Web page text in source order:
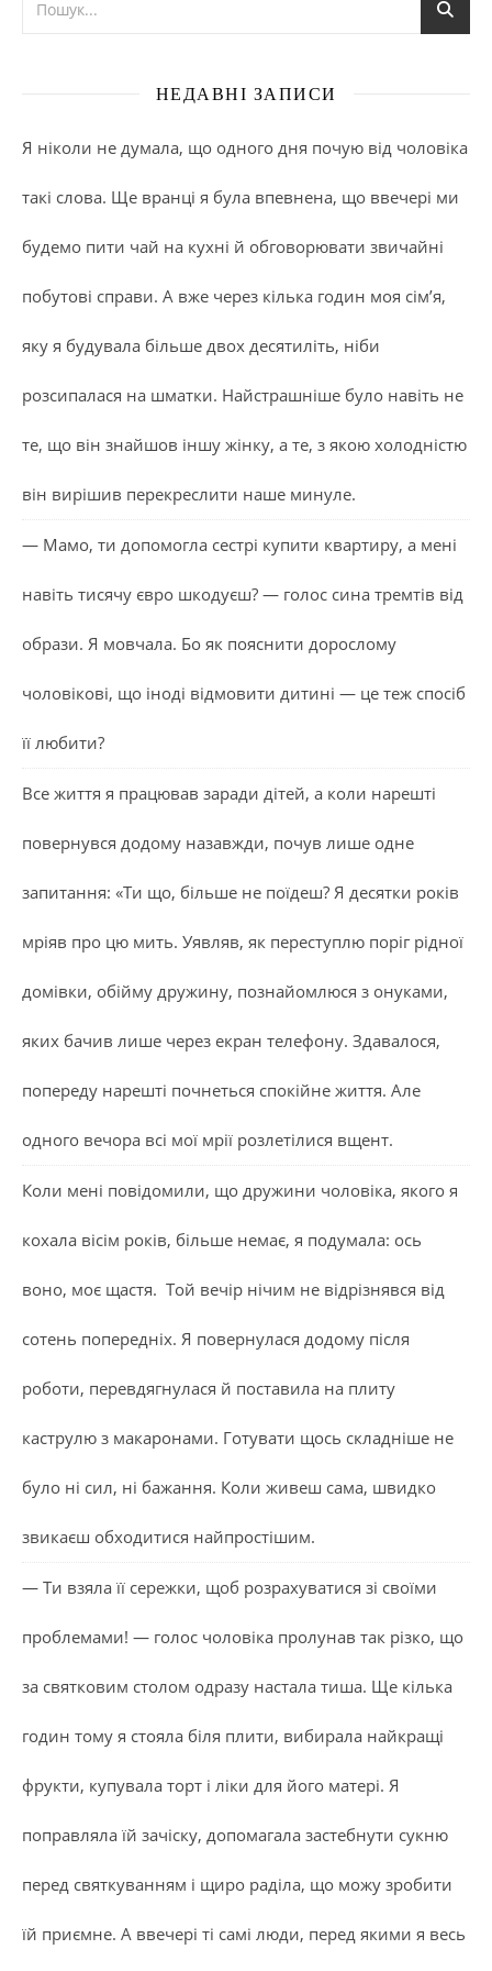
НЕДАВНІ ЗАПИСИ
Я ніколи не думала, що одного дня почую від чоловіка
такі слова. Ще вранці я була впевнена, що ввечері ми
будемо пити чай на кухні й обговорювати звичайні
побутові справи. А вже через кілька годин моя сім’я,
яку я будувала більше двох десятиліть, ніби
розсипалася на шматки. Найстрашніше було навіть не
те, що він знайшов іншу жінку, а те, з якою холодністю
він вирішив перекреслити наше минуле.
— Мамо, ти допомогла сестрі купити квартиру, а мені
навіть тисячу євро шкодуєш? — голос сина тремтів від
образи. Я мовчала. Бо як пояснити дорослому
чоловікові, що іноді відмовити дитині — це теж спосіб
її любити?
Все життя я працював заради дітей, а коли нарешті
повернувся додому назавжди, почув лише одне
запитання: «Ти що, більше не поїдеш? Я десятки років
мріяв про цю мить. Уявляв, як переступлю поріг рідної
домівки, обійму дружину, познайомлюся з онуками,
яких бачив лише через екран телефону. Здавалося,
попереду нарешті почнеться спокійне життя. Але
одного вечора всі мої мрії розлетілися вщент.
Коли мені повідомили, що дружини чоловіка, якого я
кохала вісім років, більше немає, я подумала: ось
воно, моє щастя. Той вечір нічим не відрізнявся від
сотень попередніх. Я повернулася додому після
роботи, перевдягнулася й поставила на плиту
каструлю з макаронами. Готувати щось складніше не
було ні сил, ні бажання. Коли живеш сама, швидко
звикаєш обходитися найпростішим.
— Ти взяла її сережки, щоб розрахуватися зі своїми
проблемами! — голос чоловіка пролунав так різко, що
за святковим столом одразу настала тиша. Ще кілька
годин тому я стояла біля плити, вибирала найкращі
фрукти, купувала торт і ліки для його матері. Я
поправляла їй зачіску, допомагала застебнути сукню
перед святкуванням і щиро раділа, що можу зробити
їй приємне. А ввечері ті самі люди, перед якими я весь